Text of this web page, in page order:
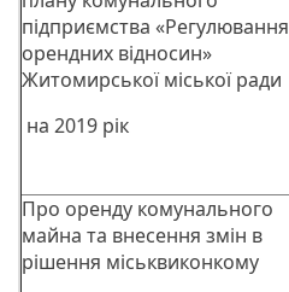
підприємства «Регулювання
орендних відносин»
Житомирської міської ради
на 2019 рік
Про оренду комунального
майна та внесення змін в
рішення міськвиконкому